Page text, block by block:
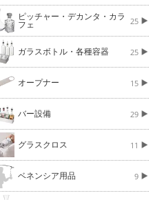
ピッチャー・デカンタ・カラ
フェ 25
ガラスボトル・各種容器 25
オープナー 15
バー設備 29
グラスクロス 11
ベネンシア用品 9